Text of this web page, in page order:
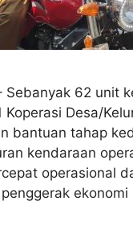
Sebanyak 62 unit
Desa/
bantuan tahap
kendaraan
operasional